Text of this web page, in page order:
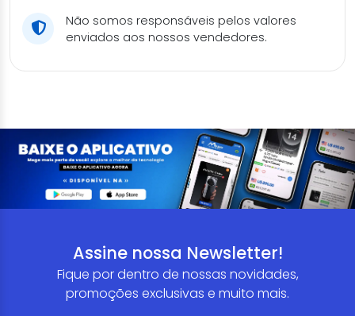
Não somos responsáveis pelos valores
enviados aos nossos vendedores.
Assine nossa Newsletter!
Fique por dentro de nossas novidades,
promoções exclusivas e muito mais.